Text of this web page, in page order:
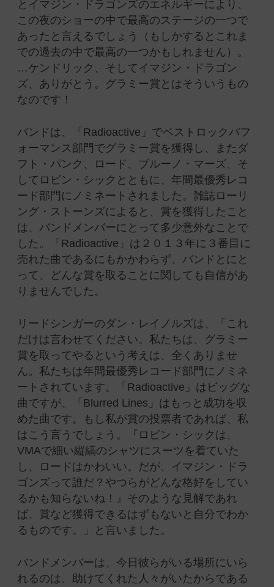
とイマジン・ドラゴンズのエネルギーにより、
この夜のショーの中で最高のステージの一つで
あったと言えるでしょう（もしかするとこれま
での過去の中で最高の一つかもしれません）。
…ケンドリック、そしてイマジン・ドラゴン
ズ、ありがとう。グラミー賞とはそういうもの
なのです！
バンドは、「Radioactive」でベストロックパフ
ォーマンス部門でグラミー賞を獲得し、またダ
フト・パンク、ロード、ブルーノ・マーズ、そ
してロビン・シックとともに、年間最優秀レコ
ード部門にノミネートされました。雑誌ローリ
ング・ストーンズによると、賞を獲得したこと
は、バンドメンバーにとって多少意外なことで
した。「Radioactive」は２０１３年に３番目に
売れた曲であるにもかかわらず、バンドとにと
って、どんな賞を取ることに関しても自信があ
りませんでした。
リードシンガーのダン・レイノルズは、「これ
だけは言わせてください。私たちは、グラミー
賞を取ってやるという考えは、全くありませ
ん。私たちは年間最優秀レコード部門にノミネ
ートされています。「Radioactive」はビッグな
曲ですが、「Blurred Lines」はもっと成功を収
めた曲です。もし私が賞の投票者であれば、私
はこう言うでしょう。『ロビン・シックは、
VMAで細い縦縞のシャツにスーツを着ていた
し、ロードはかわいい。だが、イマジン・ドラ
ゴンズって誰だ？やつらがどんな格好をしてい
るかも知らないね！』そのような見解であれ
ば、賞など獲得できるはずもないと自分でわか
るものです。」と言いました。
バンドメンバーは、今日彼らがいる場所にいら
れるのは、助けてくれた人々がいたからである